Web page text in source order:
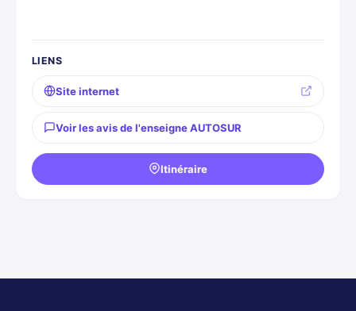
LIENS
Site internet
Voir les avis de l'enseigne AUTOSUR
Itinéraire